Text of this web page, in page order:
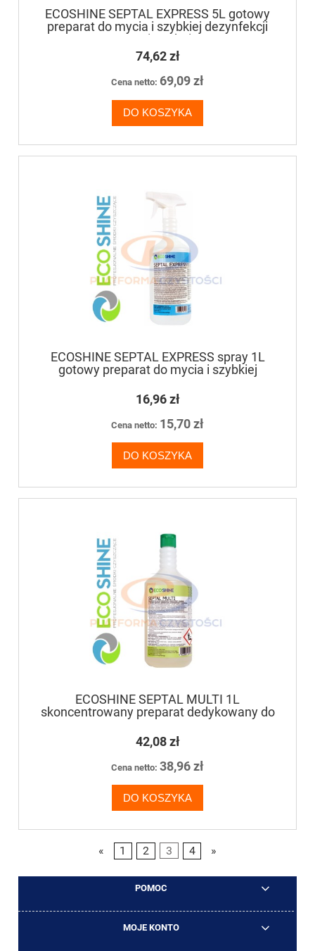
ECOSHINE SEPTAL EXPRESS 5L gotowy
preparat do mycia i szybkiej dezynfekcji
powierzchni
74,62 zł
Cena netto: 69,09 zł
DO KOSZYKA
ECOSHINE SEPTAL EXPRESS spray 1L
gotowy preparat do mycia i szybkiej
dezynfekcji powierzchni
16,96 zł
Cena netto: 15,70 zł
DO KOSZYKA
ECOSHINE SEPTAL MULTI 1L
skoncentrowany preparat dedykowany do
dezynfekcji powierzchni, w tym mających
kontakt z żywnością
42,08 zł
Cena netto: 38,96 zł
DO KOSZYKA
« 1 2 3 4 »
POMOC
MOJE KONTO